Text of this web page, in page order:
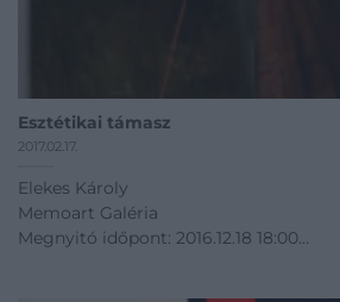
Esztétikai támasz
2017.02.17.
Elekes Károly
Memoart Galéria
Megnyitó időpont: 2016.12.18 18:00